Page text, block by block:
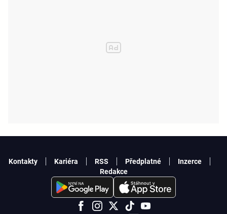
Kontakty Kariéra RSS Předplatné
Inzerce
Redakce